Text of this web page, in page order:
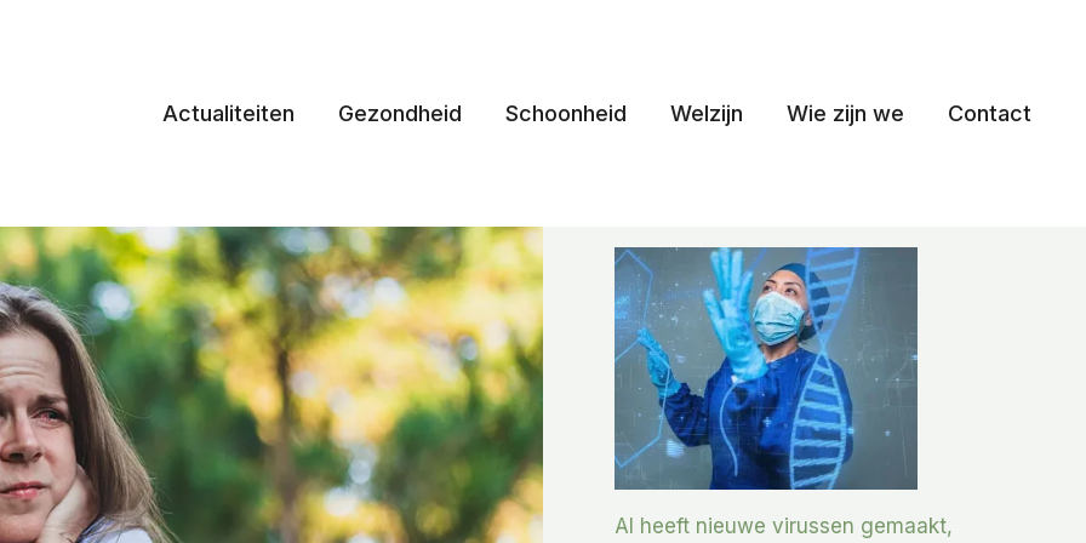
Actualiteiten Gezondheid Schoonheid Welzijn Wie zijn we Contact
AI heeft nieuwe virussen gemaakt,